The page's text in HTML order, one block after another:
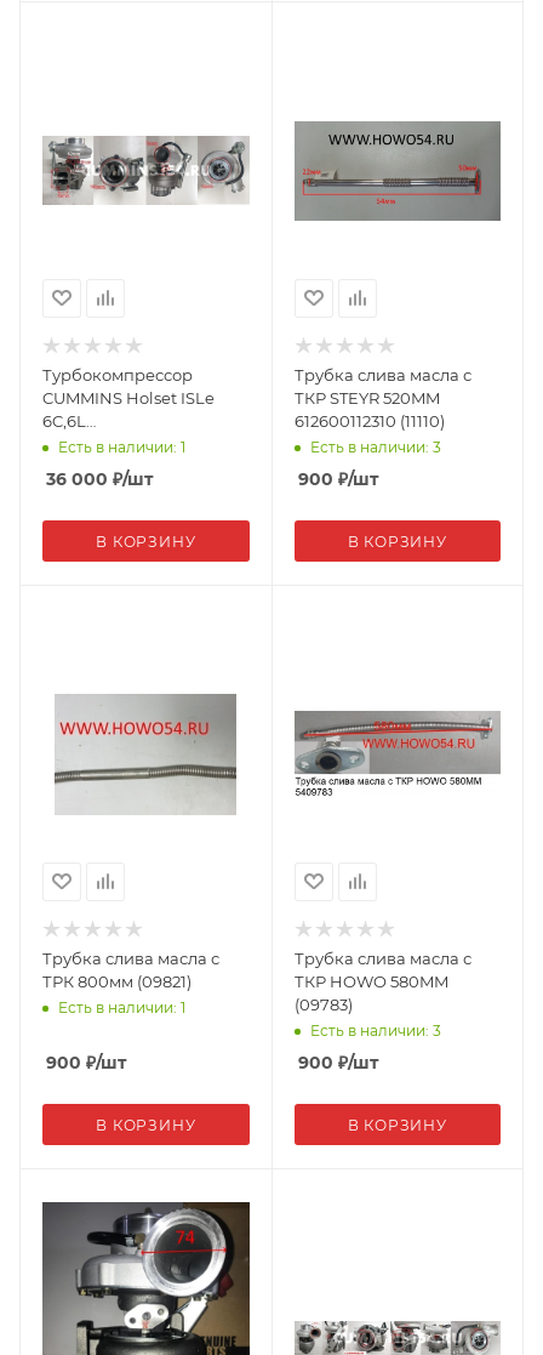
Турбокомпрессор
CUMMINS Holset ISLe
6C,6L
4051032/4049358/3783602/4033160/3783604/C4051033
Есть в наличии: 1
36 000 ₽/шт
В КОРЗИНУ
Трубка слива масла с
ТКР STEYR 520MM
612600112310 (11110)
Есть в наличии: 3
900 ₽/шт
В КОРЗИНУ
Трубка слива масла с
ТРК 800мм (09821)
Есть в наличии: 1
900 ₽/шт
В КОРЗИНУ
Трубка слива масла с
ТКР HOWO 580MM
(09783)
Есть в наличии: 3
900 ₽/шт
В КОРЗИНУ